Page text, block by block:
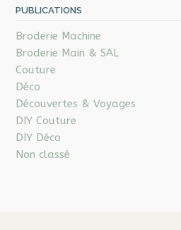
PUBLICATIONS
Broderie Machine
Broderie Main & SAL
Couture
Déco
Découvertes & Voyages
DIY Couture
DIY Déco
Non classé